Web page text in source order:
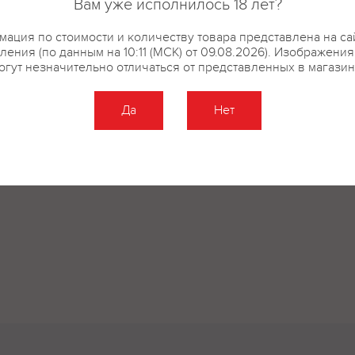
Вам уже исполнилось 18 лет?
по стоимости и количеству товара представлена на
(по данным на 10:11 (МСК) от 09.08.2026).
незначительно отличаться от представленных в
Да Нет